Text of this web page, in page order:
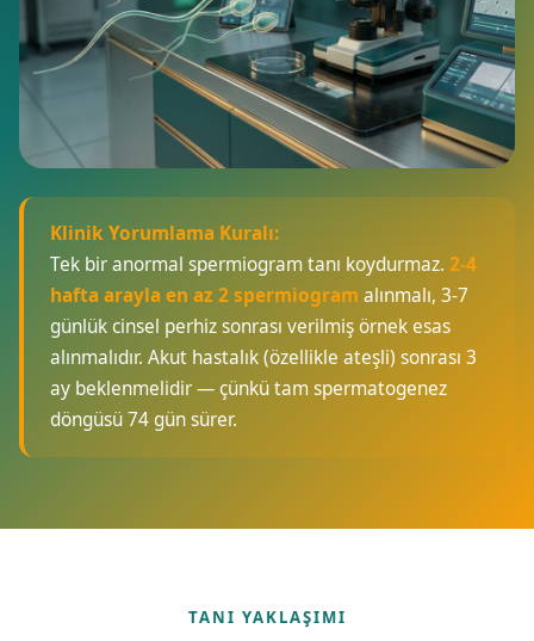
Klinik Yorumlama Kuralı:
Tek bir anormal spermiogram tanı koydurmaz. 2-4
hafta arayla en az 2 spermiogram alınmalı, 3-7
günlük cinsel perhiz sonrası verilmiş örnek esas
alınmalıdır. Akut hastalık (özellikle ateşli) sonrası 3
ay beklenmelidir — çünkü tam spermatogenez
döngüsü 74 gün sürer.
TANI YAKLAŞIMI